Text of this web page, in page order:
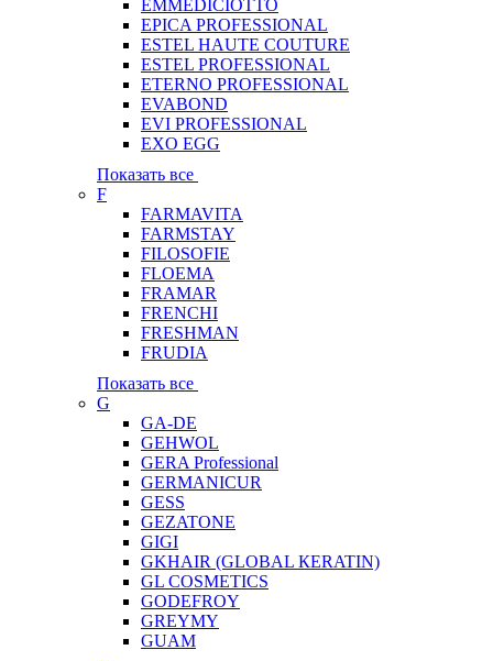
EMMEDICIOTTO
EPICA PROFESSIONAL
ESTEL HAUTE COUTURE
ESTEL PROFESSIONAL
ETERNO PROFESSIONAL
EVABOND
EVI PROFESSIONAL
EXO EGG
Показать все
F
FARMAVITA
FARMSTAY
FILOSOFIE
FLOEMA
FRAMAR
FRENCHI
FRESHMAN
FRUDIA
Показать все
G
GA-DE
GEHWOL
GERA Professional
GERMANICUR
GESS
GEZATONE
GIGI
GKHAIR (GLOBAL КЕRATIN)
GL COSMETICS
GODEFROY
GREYMY
GUAM